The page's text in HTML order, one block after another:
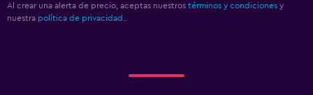
Al crear una alerta de precio, aceptas nuestros términos y condiciones y
nuestra política de privacidad.